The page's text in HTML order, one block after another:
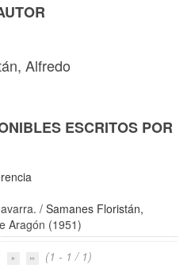
Alfredo
ESCRITOS POR
/Samanes Floristán,
Aragón (1951)
(1 - 1 / 1)